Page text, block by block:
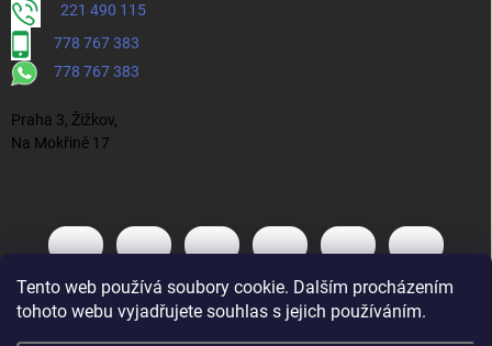
Tento web používá soubory cookie. Dalším procházením
tohoto webu vyjadřujete souhlas s jejich používáním.
221 490 115
778 767 383
778 767 383
Praha 3, Žižkov,
Na Mokřině 17